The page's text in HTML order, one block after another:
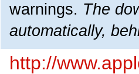
warnings. The
automatically,
http://